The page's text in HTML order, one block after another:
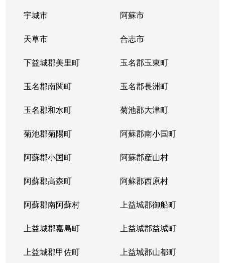
宇城市 阿蘇市
天草市 合志市
下益城郡美里町 玉名郡玉東町
玉名郡南関町 玉名郡長洲町
玉名郡和水町 菊池郡大津町
菊池郡菊陽町 阿蘇郡南小国町
阿蘇郡小国町 阿蘇郡産山村
阿蘇郡高森町 阿蘇郡西原村
阿蘇郡南阿蘇村 上益城郡御船町
上益城郡嘉島町 上益城郡益城町
上益城郡甲佐町 上益城郡山都町